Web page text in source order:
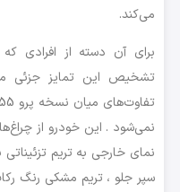
می‌کند.
برای آن دسته از افرادی
تشخیص این تمایز جزئی
نمای خارجی به تریم
سپر جلو ، تریم مشکی ‌رنگ